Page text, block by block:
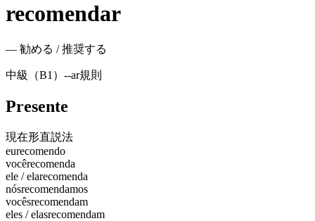
recomendar
— 勧める / 推奨する
中級（B1） --ar規則
Presente
現在形直説法
eurecomendo
vocêrecomenda
ele / elarecomenda
nósrecomendamos
vocêsrecomendam
eles / elasrecomendam